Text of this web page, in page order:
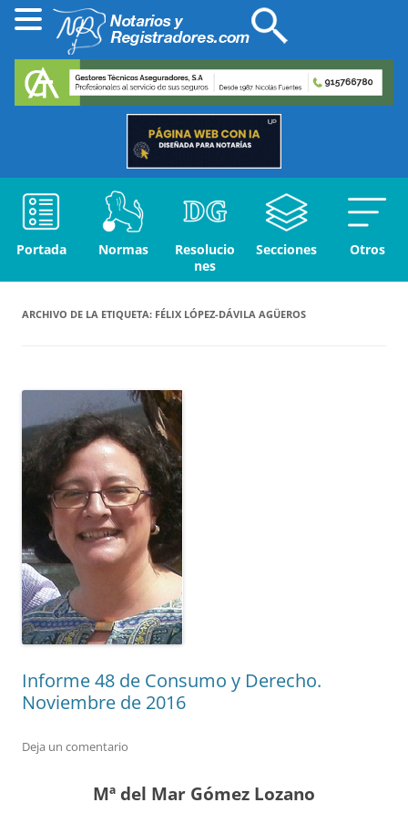
Portada Normas
Resolucio
nes
Secciones Otros
ARCHIVO DE LA ETIQUETA: FÉLIX LÓPEZ-DÁVILA AGÜEROS
Informe 48 de Consumo y Derecho.
Noviembre de 2016
Deja un comentario
Mª del Mar Gómez Lozano